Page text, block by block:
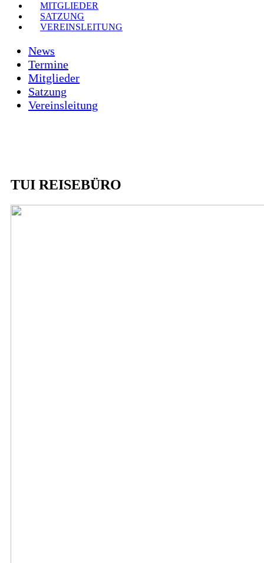
MITGLIEDER
SATZUNG
VEREINSLEITUNG
News
Termine
Mitglieder
Satzung
Vereinsleitung
TUI REISEBÜRO